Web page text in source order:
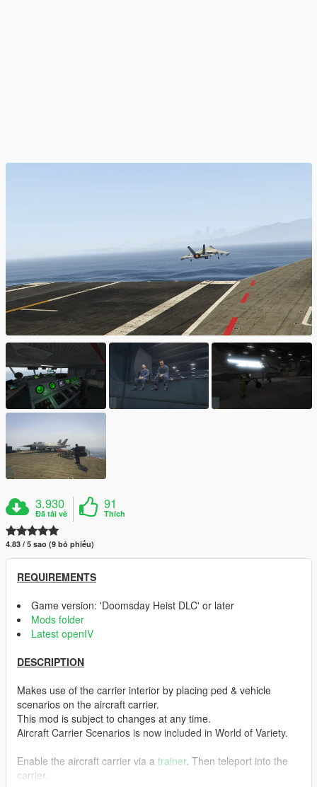
3.930
Đã tải về
91
Thích
4.83 / 5 sao (9 bỏ phiếu)
REQUIREMENTS
Game version: 'Doomsday Heist DLC' or later
Mods folder
Latest openIV
DESCRIPTION
Makes use of the carrier interior by placing ped & vehicle
scenarios on the aircraft carrier.
This mod is subject to changes at any time.
Aircraft Carrier Scenarios is now included in World of Variety.
Enable the aircraft carrier via a trainer. Then teleport into the
carrier.